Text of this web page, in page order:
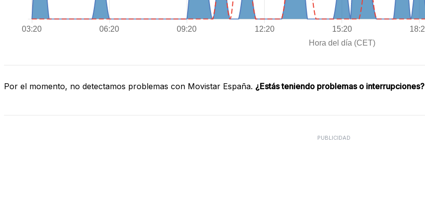
Por el momento, no detectamos problemas con Movistar España. ¿Estás teniendo problemas o interrupciones?
PUBLICIDAD